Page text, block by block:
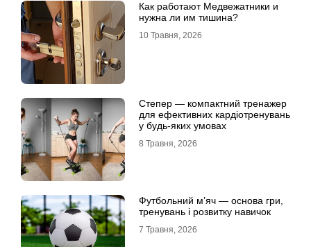
Как работают Медвежатники и
нужна ли им тишина?
10 Травня, 2026
Степер — компактний тренажер
для ефективних кардіотренувань
у будь-яких умовах
8 Травня, 2026
Футбольний м’яч — основа гри,
тренувань і розвитку навичок
7 Травня, 2026